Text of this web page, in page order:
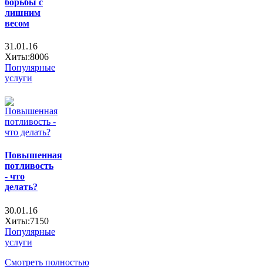
борьбы с
лишним
весом
31.01.16
Хиты:8006
Популярные
услуги
Повышенная
потливость
- что
делать?
30.01.16
Хиты:7150
Популярные
услуги
Смотреть полностью